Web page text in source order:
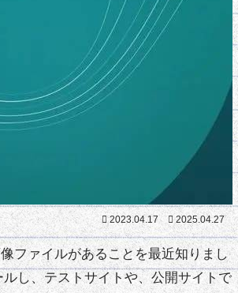
2023.04.17 2025.04.27
ファイルがあることを最近知りまし
し、テストサイトや、公開サイトで